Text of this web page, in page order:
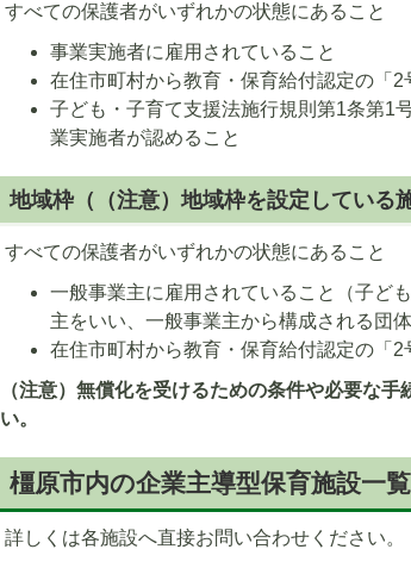
すべての保護者がいずれかの状態にあること
事業実施者に雇用されていること
在住市町村から教育・保育給付認定の「
子ども・子育て支援法施行規則第1条第1
業実施者が認めること
地域枠（（注意）地域枠を設定している
すべての保護者がいずれかの状態にあること
一般事業主に雇用されていること（子ど
主をいい、一般事業主から構成される団
在住市町村から教育・保育給付認定の「
（注意）無償化を受けるための条件や必要な
い。
橿原市内の企業主導型保育施設一覧
詳しくは各施設へ直接お問い合わせください。
ラ
イ
ド